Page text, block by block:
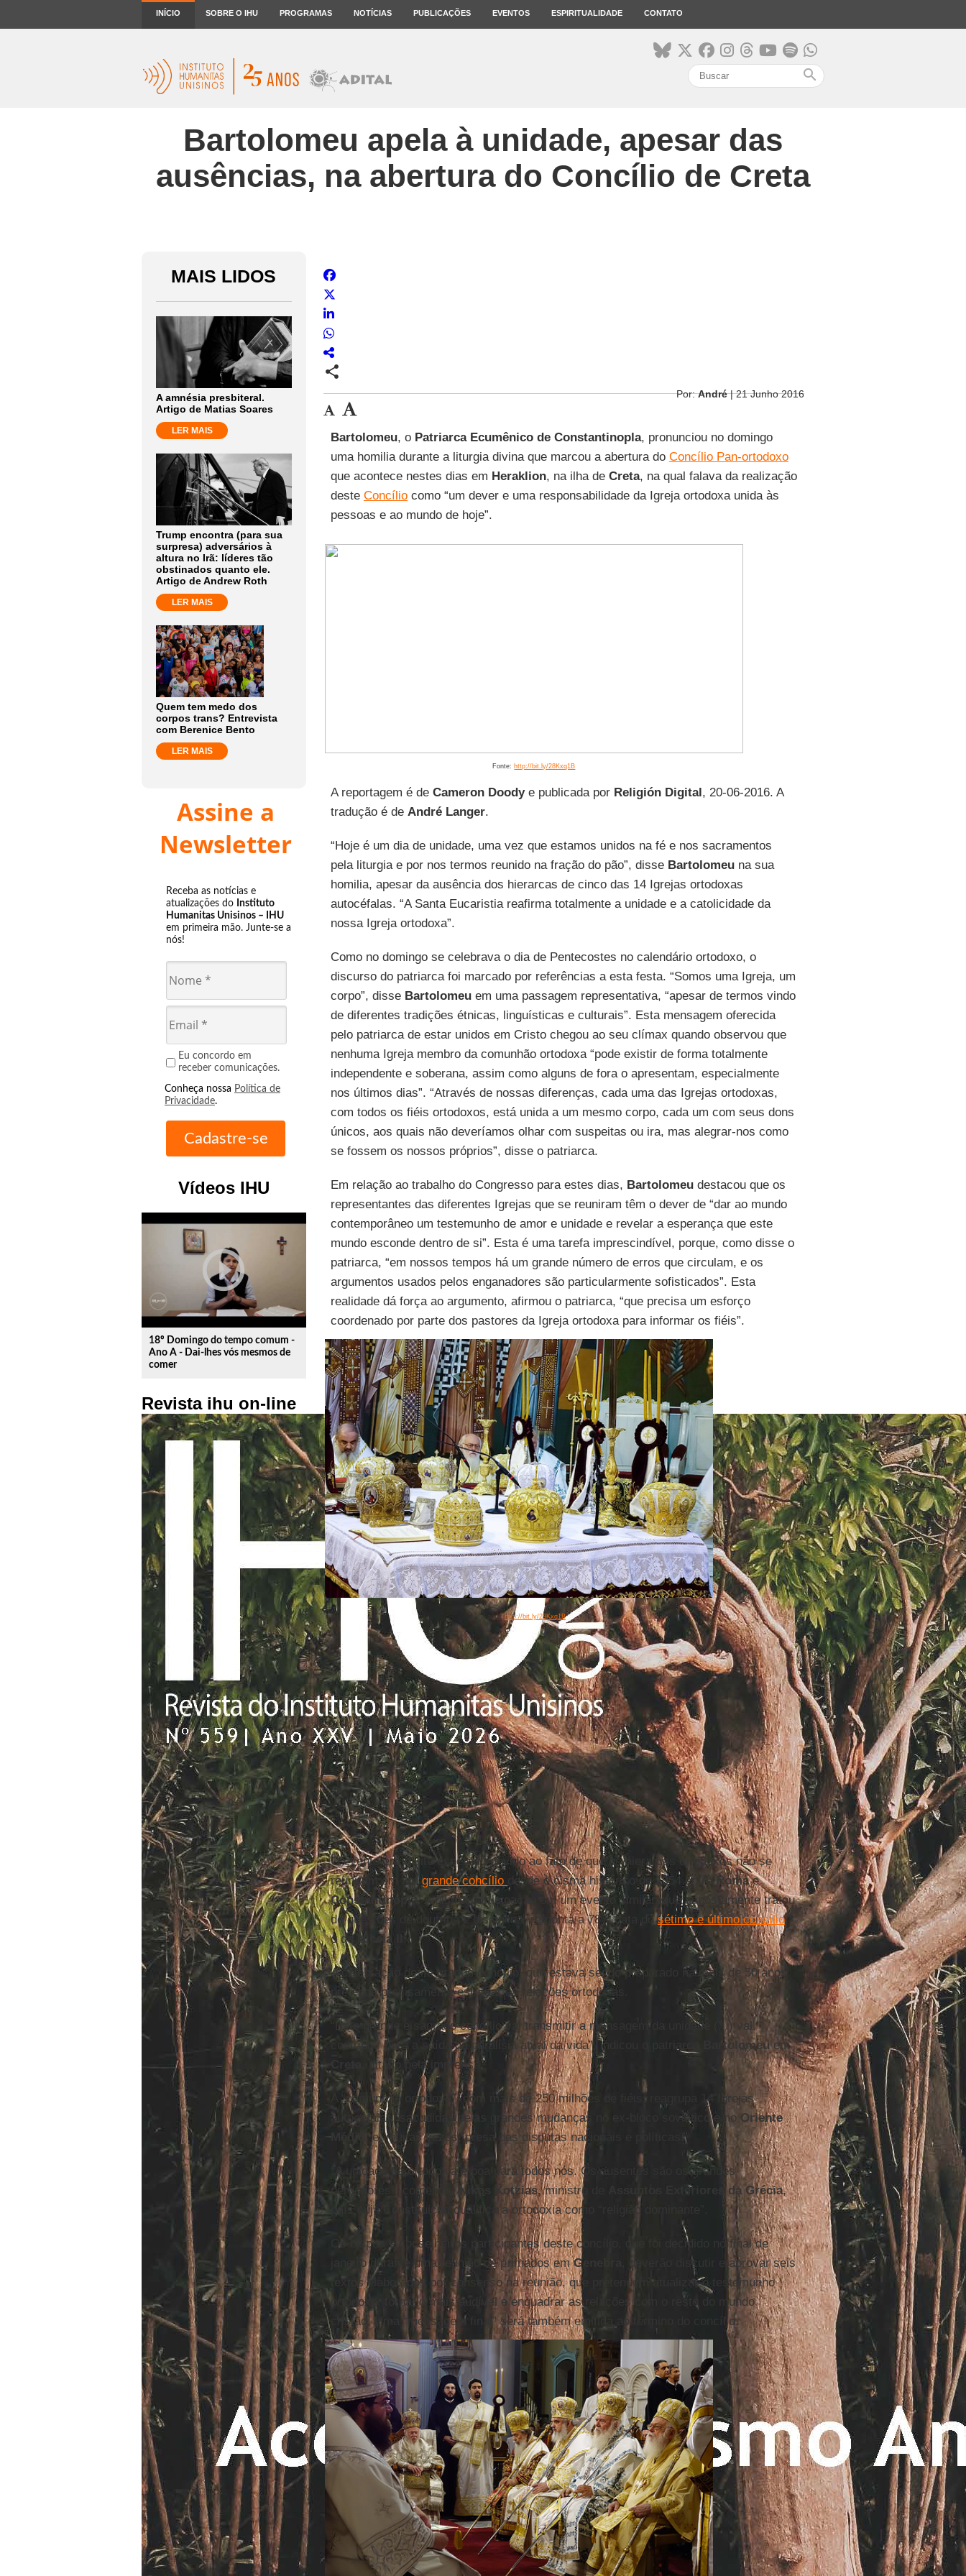
INÍCIO SOBRE O IHU PROGRAMAS NOTÍCIAS PUBLICAÇÕES EVENTOS ESPIRITUALIDADE CONTATO
search
Bartolomeu apela à unidade, apesar das
ausências, na abertura do Concílio de Creta
MAIS LIDOS
A amnésia presbiteral.
Artigo de Matias Soares
LER MAIS
Trump encontra (para sua
surpresa) adversários à
altura no Irã: líderes tão
obstinados quanto ele.
Artigo de Andrew Roth
LER MAIS
Quem tem medo dos
corpos trans? Entrevista
com Berenice Bento
LER MAIS
Assine a
Newsletter
Receba as notícias e
atualizações do Instituto
Humanitas Unisinos – IHU
em primeira mão. Junte-se a
nós!
Eu concordo em
receber comunicações.
Conheça nossa Política de
Privacidade.
Vídeos IHU
play_circle_outline
18º Domingo do tempo comum -
Ano A - Dai-lhes vós mesmos de
comer
Revista ihu on-line
share
Por:André| 21 Junho 2016
Bartolomeu, o Patriarca Ecumênico de Constantinopla, pronunciou no domingo
uma homilia durante a liturgia divina que marcou a abertura do Concílio Pan-ortodoxo
que acontece nestes dias em Heraklion, na ilha de Creta, na qual falava da realização
deste Concíliocomo “um dever e uma responsabilidade da Igreja ortodoxa unida às
pessoas e ao mundo de hoje”.
Fonte: http://bit.ly/28Kxq1B
A reportagem é de Cameron Doodye publicada por Religión Digital, 20-06-2016. A
tradução é de André Langer.
“Hoje é um dia de unidade, uma vez que estamos unidos na fé e nos sacramentos
pela liturgia e por nos termos reunido na fração do pão”, disse Bartolomeuna sua
homilia, apesar da ausência dos hierarcas de cinco das 14 Igrejas ortodoxas
autocéfalas. “A Santa Eucaristia reafirma totalmente a unidade e a catolicidade da
nossa Igreja ortodoxa”.
Como no domingo se celebrava o dia de Pentecostes no calendário ortodoxo, o
discurso do patriarca foi marcado por referências a esta festa. “Somos uma Igreja, um
corpo”, disse Bartolomeuem uma passagem representativa, “apesar de termos vindo
de diferentes tradições étnicas, linguísticas e culturais”. Esta mensagem oferecida
pelo patriarca de estar unidos em Cristo chegou ao seu clímax quando observou que
nenhuma Igreja membro da comunhão ortodoxa “pode existir de forma totalmente
independente e soberana, assim como alguns de fora o apresentam, especialmente
nos últimos dias”. “Através de nossas diferenças, cada uma das Igrejas ortodoxas,
com todos os fiéis ortodoxos, está unida a um mesmo corpo, cada um com seus dons
únicos, aos quais não deveríamos olhar com suspeitas ou ira, mas alegrar-nos como
se fossem os nossos próprios”, disse o patriarca.
Em relação ao trabalho do Congresso para estes dias, Bartolomeudestacou que os
representantes das diferentes Igrejas que se reuniram têm o dever de “dar ao mundo
contemporâneo um testemunho de amor e unidade e revelar a esperança que este
mundo esconde dentro de si”. Esta é uma tarefa imprescindível, porque, como disse o
patriarca, “em nossos tempos há um grande número de erros que circulam, e os
argumentos usados pelos enganadores são particularmente sofisticados”. Esta
realidade dá força ao argumento, afirmou o patriarca, “que precisa um esforço
coordenado por parte dos pastores da Igreja ortodoxa para informar os fiéis”.
Fonte: http://bit.ly/28Kxq1B
O evento era muito esperado devido ao fato de que os hierarcas ortodoxos não se
reuniram em um grande concílio desde o cisma histórico de 1054 entre Romae
Constantinopla. A última participação em um evento similar, que supostamente tratou
de questões de doutrina e disciplina, remonta a 787, data dosétimo e último concílio,
o de Niceia II .
A celebração deste grande concílio, que estava sendo preparado há mais de 50 anos,
pretende precisamente estreitar as relações ortodoxas.
“Este grande e sagrado concílio vai transmitir a mensagem da unidade (...) vai
contribuir para a saída da paralisia atual da vida”, indicou o patriarca
Bartolomeuem
, citado pela imprensa.
A “comunhão ortodoxa”, com mais de 250 milhões de fiéis, reagrupa 14 Igrejas
autocéfalas, sacudidas pelas grandes mudanças no ex-bloco soviético e no Oriente
Médio
, e, muitas vezes, presa das disputas nacionais e políticas.
“A unidade da ortodoxia é boa para todos nós. Os ausentes são os grandes
perdedores”, comentou Nikos Kotzias,ministro de Assuntos Exteriores da Grécia,
país cuja Constituição qualifica a ortodoxia como “religião dominante”.
Os bispos e conselheiros participantes deste concílio, que foi decidido no final de
janeiro durante uma reunião de primados emGenebra
, deverão discutir e aprovar seis
textos elaborados por consenso na reunião, que pretendem atualizar o testemunho
ortodoxo, torná-lo mais audível e enquadrar as relações com o resto do mundo
cristão. Uma “mensagem final” será também emitida ao término do concílio.